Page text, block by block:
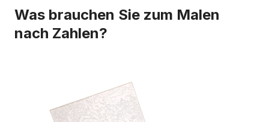
Was brauchen Sie zum Malen
nach Zahlen?